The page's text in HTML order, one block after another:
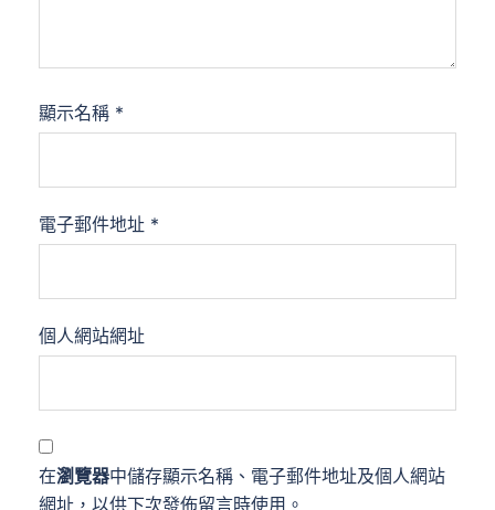
顯示名稱 *
電子郵件地址 *
個人網站網址
在瀏覽器中儲存顯示名稱、電子郵件地址及個人網站
網址，以供下次發佈留言時使用。